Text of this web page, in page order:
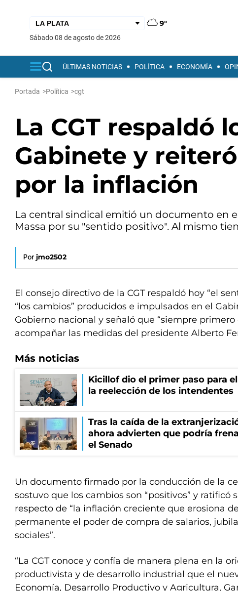
9°
sábado 08 de agosto de 2026
ÚLTIMAS NOTICIAS POLÍTICA ECONOMÍA
Portada >Política >cgt
La CGT respaldó
Gabinete y
por la inflación
La central sindical emitió un documento en
Massa por su "sentido positivo". Al mismo
Por jmo2502
El consejo directivo de la CGT respaldó hoy “el
“los cambios” producidos e impulsados en el
Gobierno nacional y señaló que “siempre primero
acompañar las medidas del presidente Alberto
Más noticias
Kicillof dio el primer paso para
la reelección de los intendentes
Tras la caída de la
ahora advierten que podría
el Senado
Un documento firmado por la conducción de la
sostuvo que los cambios son “positivos” y ratificó
respecto de “la inflación creciente que erosiona
permanente el poder de compra de salarios,
sociales”.
“La CGT conoce y confía de manera plena en la
productivista y de desarrollo industrial que el
Economía, Desarrollo Productivo y Agricultura,